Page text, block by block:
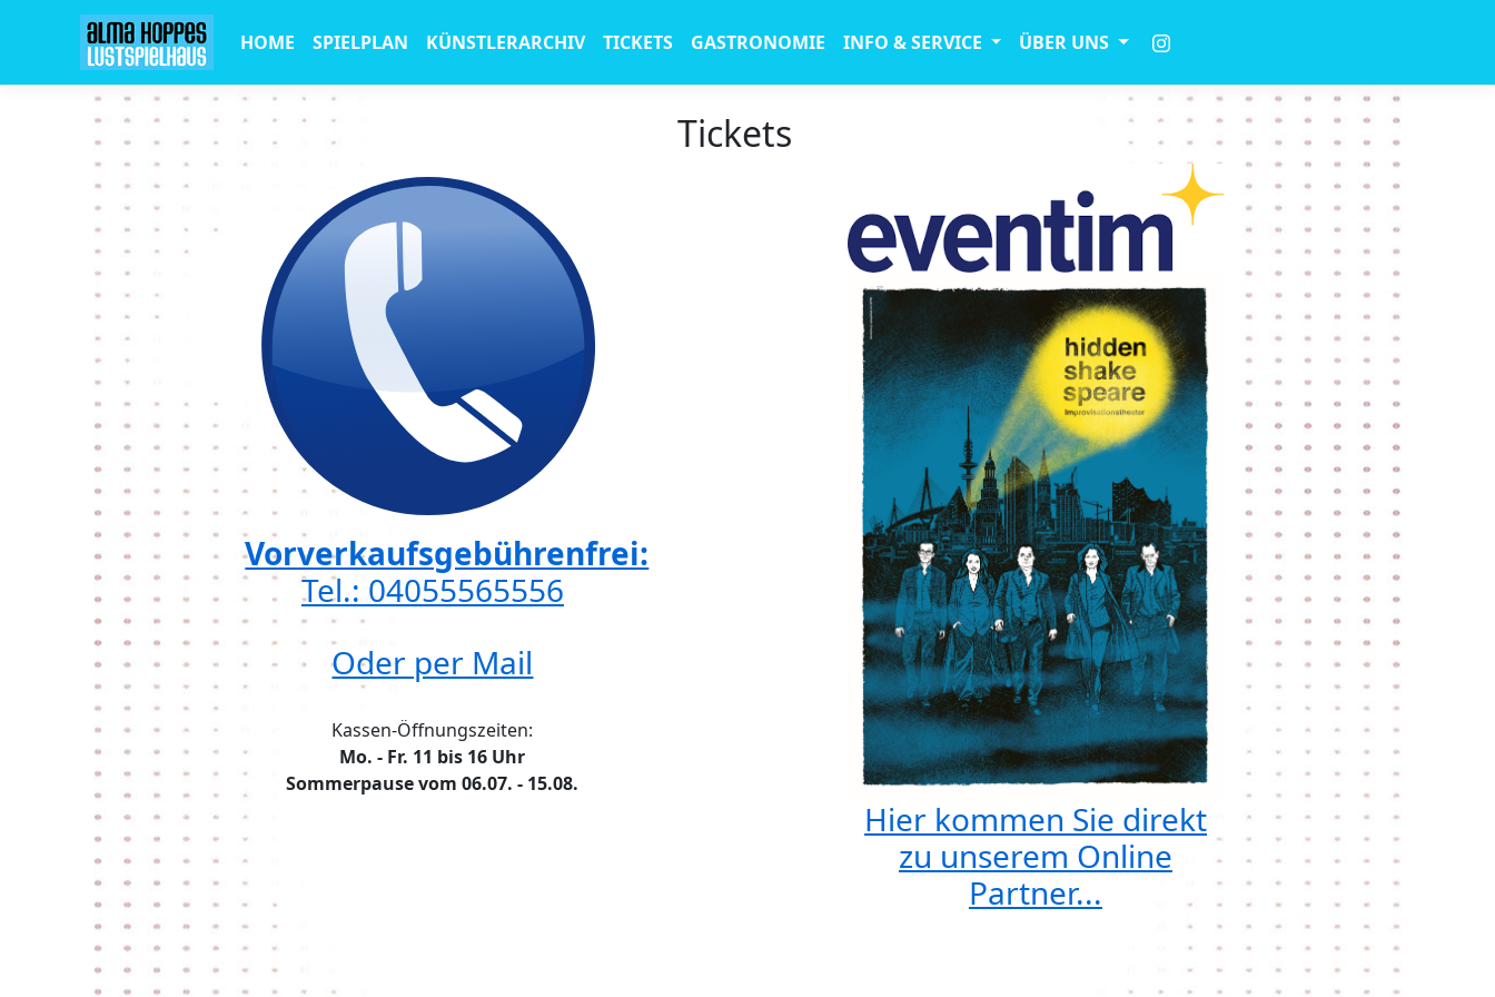
HOME SPIELPLAN KÜNSTLERARCHIV TICKETS GASTRONOMIE INFO & SERVICE ÜBER UNS
Tickets
Vorverkaufsgebührenfrei:
Tel.: 04055565556
Oder per Mail
Kassen-Öffnungszeiten:
Mo. - Fr. 11 bis 16 Uhr
Sommerpause vom 06.07. - 15.08.
Hier kommen Sie direkt
zu unserem Online
Partner...